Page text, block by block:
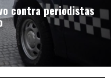
contra periodistas